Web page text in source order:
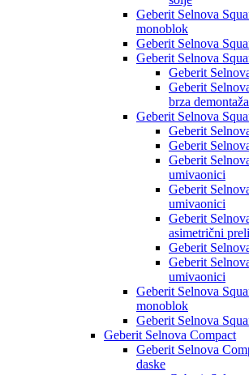
Geberit Selnova
monoblok
Geberit Selnova
Geberit Selnova
Geberit
Geberit
brza demontaža
Geberit Selnova
Geberit
Geberit
Geberit
umivaonici
Geberit
umivaonici
Geberit
asimetrični
Geberit
Geberit
umivaonici
Geberit Selnova
monoblok
Geberit Selnova
Geberit Selnova Compact
Geberit Selnova
daske